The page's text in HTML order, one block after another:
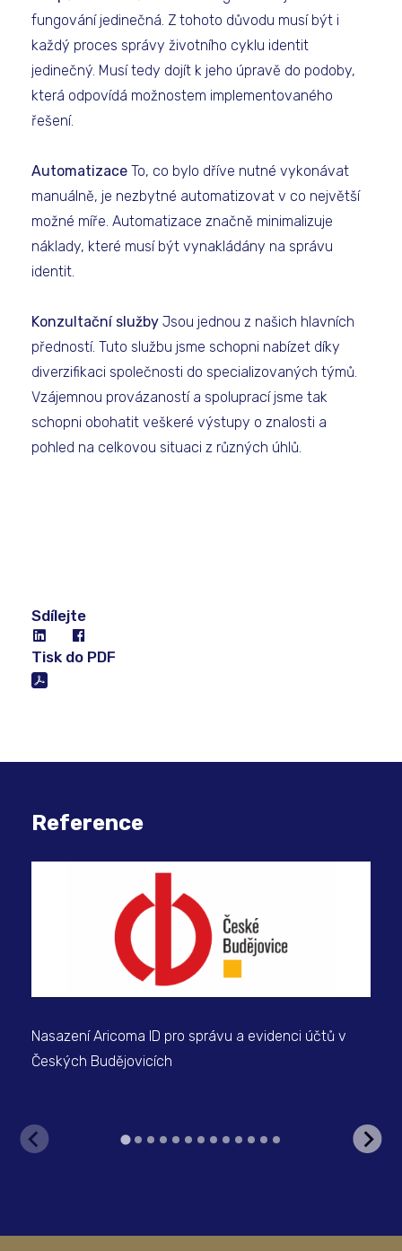
fungování jedinečná. Z tohoto důvodu musí být i
každý proces správy životního cyklu identit
jedinečný. Musí tedy dojít k jeho úpravě do podoby,
která odpovídá možnostem implementovaného
řešení.
Automatizace To, co bylo dříve nutné vykonávat
manuálně, je nezbytné automatizovat v co největší
možné míře. Automatizace značně minimalizuje
náklady, které musí být vynakládány na správu
identit.
Konzultační služby Jsou jednou z našich hlavních
předností. Tuto službu jsme schopni nabízet díky
diverzifikaci společnosti do specializovaných týmů.
Vzájemnou provázaností a spoluprací jsme tak
schopni obohatit veškeré výstupy o znalosti a
pohled na celkovou situaci z různých úhlů.
Sdílejte
Tisk do PDF
Reference
Nasazení Aricoma ID pro správu a evidenci účtů v
Českých Budějovicích